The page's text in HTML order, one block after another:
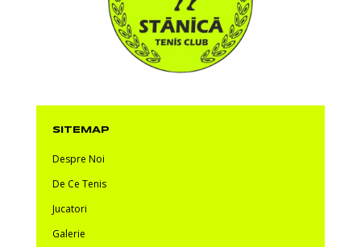
SITEMAP
Despre Noi
De Ce Tenis
Jucatori
Galerie